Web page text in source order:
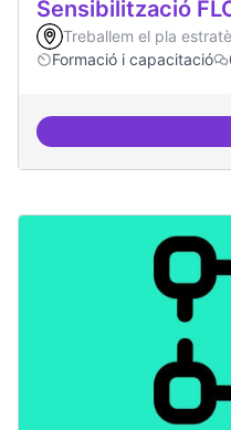
Sensibilització
Treballem el pla
Formació i capacitació